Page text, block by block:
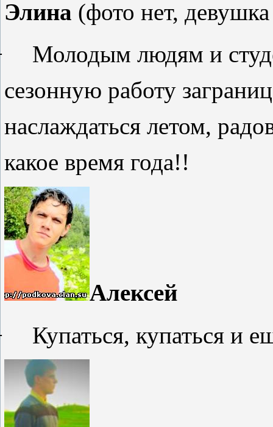
Элина (фото нет,
Молодым людям и
сезонную работу
наслаждаться летом,
какое время года!!
Алексей
Купаться, купаться и